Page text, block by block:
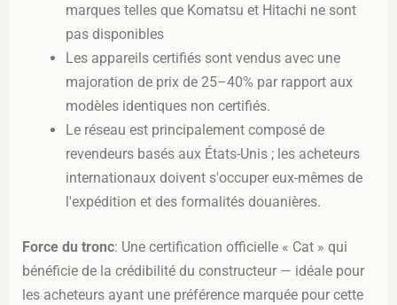
marques telles que Komatsu et Hitachi ne sont
pas disponibles
Les appareils certifiés sont vendus avec une
majoration de prix de 25–40% par rapport aux
modèles identiques non certifiés.
Le réseau est principalement composé de
revendeurs basés aux États-Unis ; les acheteurs
internationaux doivent s'occuper eux-mêmes de
l'expédition et des formalités douanières.
Force du tronc: Une certification officielle « Cat » qui
bénéficie de la crédibilité du constructeur — idéale pour
les acheteurs ayant une préférence marquée pour cette